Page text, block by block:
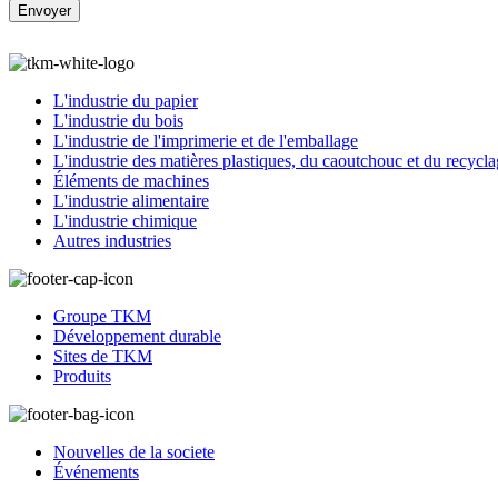
L'industrie du papier
L'industrie du bois
L'industrie de l'imprimerie et de l'emballage
L'industrie des matières plastiques, du caoutchouc et du
Éléments de machines
L'industrie alimentaire
L'industrie chimique
Autres industries
Groupe TKM
Développement durable
Sites de TKM
Produits
Nouvelles de la societe
Événements